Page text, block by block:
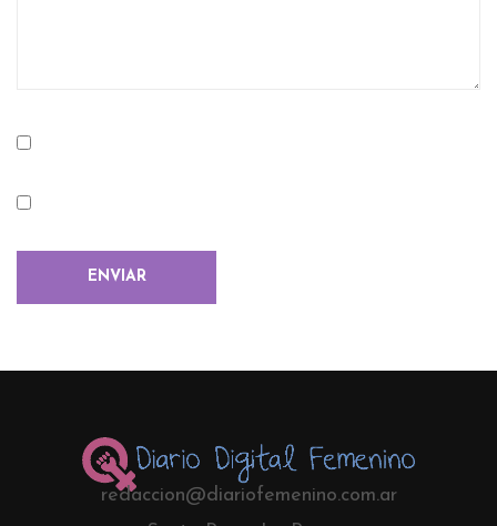
redaccion@diariofemenino.com.ar